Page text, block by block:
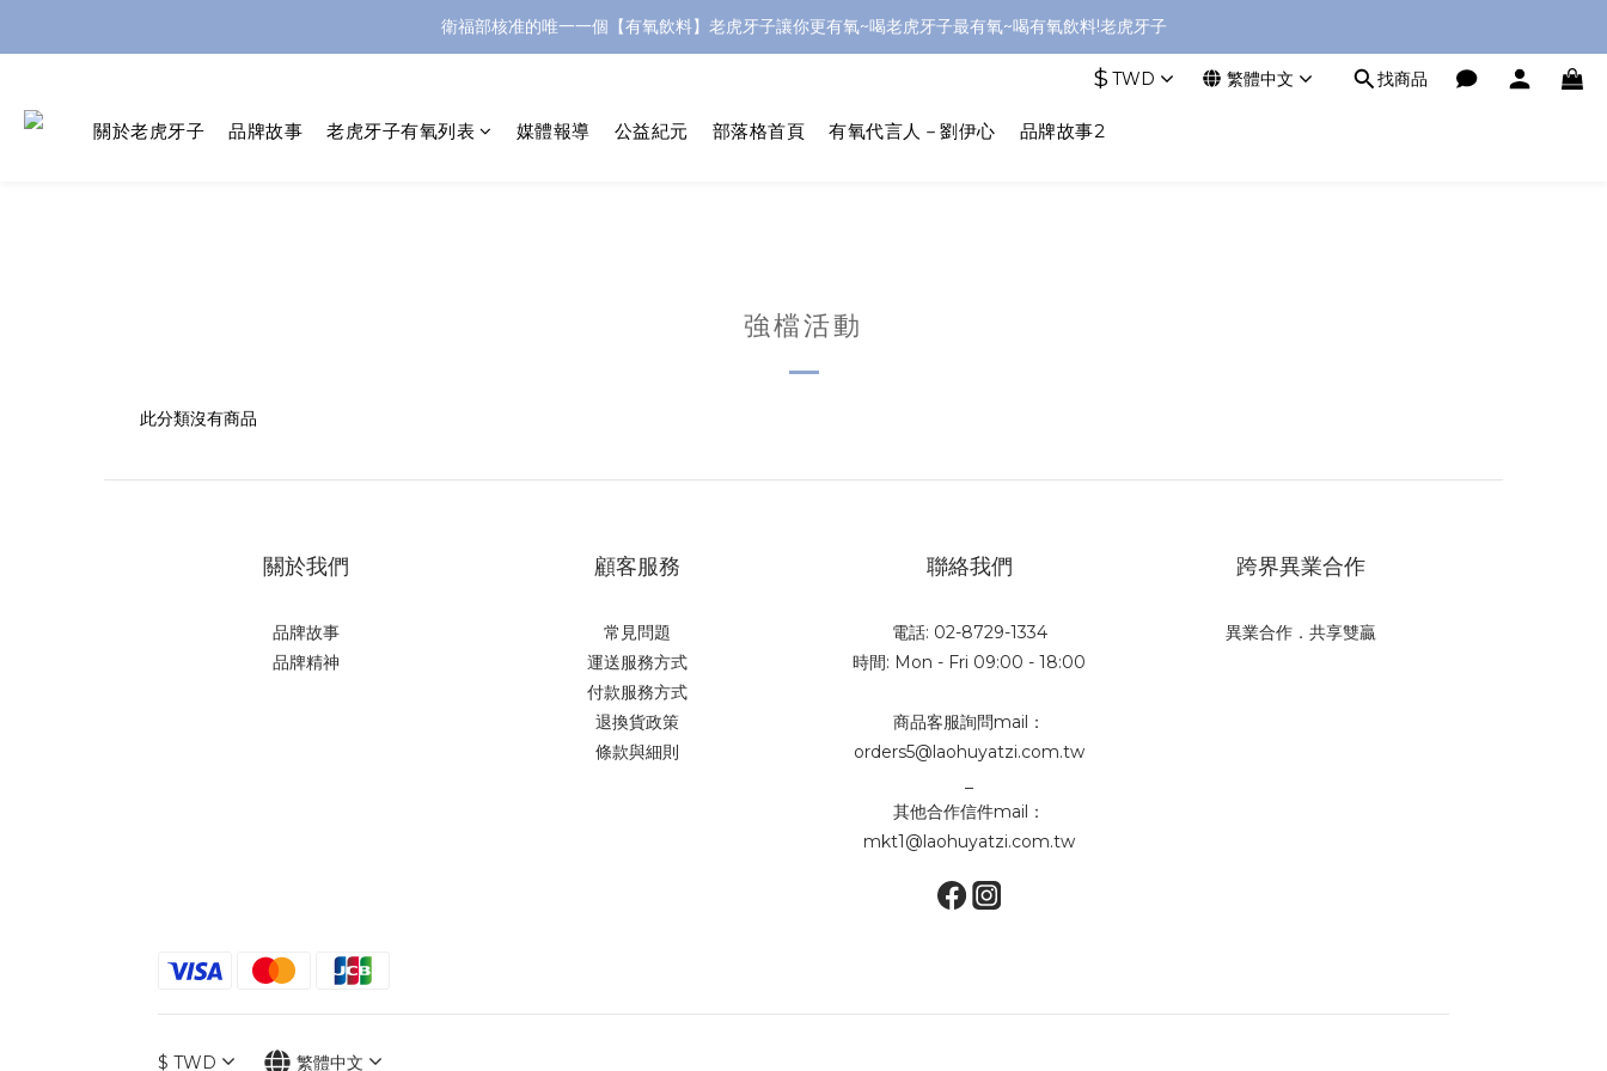
衛福部核准的唯一一個【有氧飲料】老虎牙子讓你更有氧~喝老虎牙子最有氧~喝有氧飲料!老虎牙子
$ TWD 繁體中文 找商品
關於老虎牙子 品牌故事 老虎牙子有氧列表 媒體報導 公益紀元 部落格首頁 有氧代言人－劉伊心 品牌故事2
強檔活動
此分類沒有商品
關於我們
品牌故事
品牌精神
顧客服務
常見問題
運送服務方式
付款服務方式
退換貨政策
條款與細則
聯絡我們
電話: 02-8729-1334
時間: Mon - Fri 09:00 - 18:00
商品客服詢問mail：
orders5@laohuyatzi.com.tw
其他合作信件mail：
mkt1@laohuyatzi.com.tw
跨界異業合作
異業合作．共享雙贏
$ TWD 繁體中文